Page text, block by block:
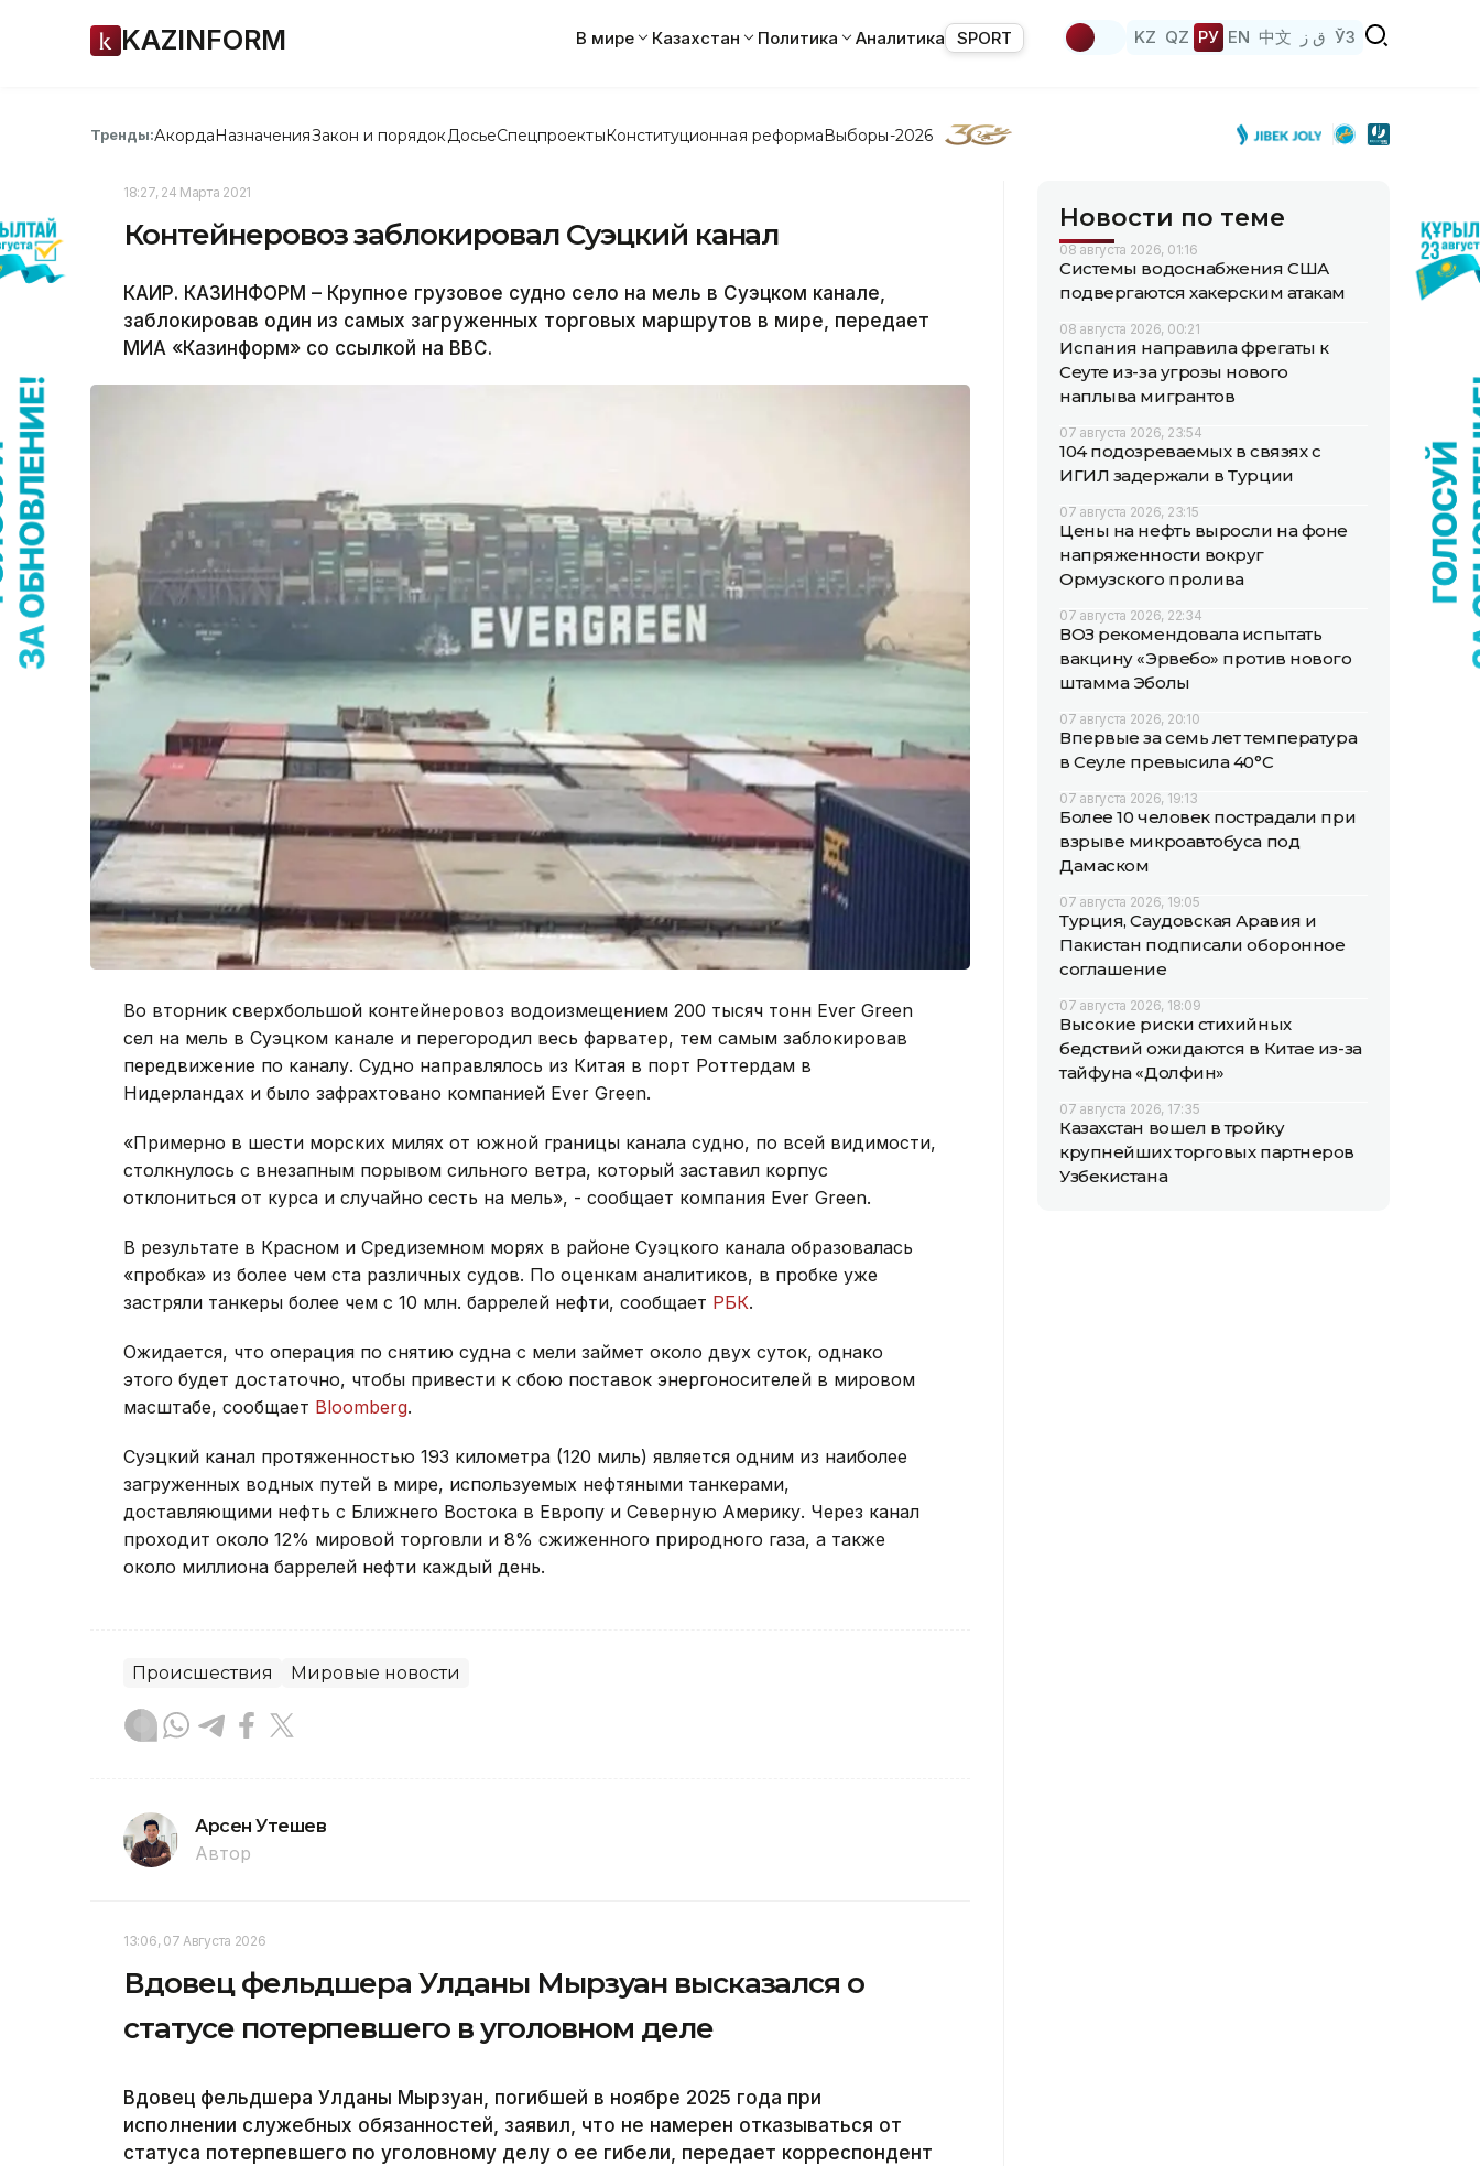
KAZINFORM В мире Казахстан Политика Аналитика SPORT KZ QZ РУ EN 中文 ق ز ЎЗ
Тренды:АкордаНазначенияЗакон и порядок ДосьеСпецпроектыКонституционная реформаВыборы-2026
18:27, 24 Марта 2021
Контейнеровоз заблокировал Суэцкий канал
КАИР. КАЗИНФОРМ – Крупное грузовое судно село на мель в Суэцком канале,
заблокировав один из самых загруженных торговых маршрутов в мире, передает
МИА «Казинформ» со ссылкой на BBC.
Во вторник сверхбольшой контейнеровоз водоизмещением 200 тысяч тонн Ever Green
сел на мель в Суэцком канале и перегородил весь фарватер, тем самым заблокировав
передвижение по каналу. Судно направлялось из Китая в порт Роттердам в
Нидерландах и было зафрахтовано компанией Ever Green.
«Примерно в шести морских милях от южной границы канала судно, по всей видимости,
столкнулось с внезапным порывом сильного ветра, который заставил корпус
отклониться от курса и случайно сесть на мель», - сообщает компания Ever Green.
В результате в Красном и Средиземном морях в районе Суэцкого канала образовалась
«пробка» из более чем ста различных судов. По оценкам аналитиков, в пробке уже
застряли танкеры более чем с 10 млн. баррелей нефти, сообщает РБК.
Ожидается, что операция по снятию судна с мели займет около двух суток, однако
этого будет достаточно, чтобы привести к сбою поставок энергоносителей в мировом
масштабе, сообщает Bloomberg.
Суэцкий канал протяженностью 193 километра (120 миль) является одним из наиболее
загруженных водных путей в мире, используемых нефтяными танкерами,
доставляющими нефть с Ближнего Востока в Европу и Северную Америку. Через канал
проходит около 12% мировой торговли и 8% сжиженного природного газа, а также
около миллиона баррелей нефти каждый день.
Происшествия Мировые новости
Арсен Утешев
Автор
13:06, 07 Августа 2026
Вдовец фельдшера Улданы Мырзуан высказался о
статусе потерпевшего в уголовном деле
Вдовец фельдшера Улданы Мырзуан, погибшей в ноябре 2025 года при
исполнении служебных обязанностей, заявил, что не намерен отказываться от
статуса потерпевшего по уголовному делу о ее гибели, передает корреспондент
Новости по теме
08 августа 2026, 01:16
Системы водоснабжения США
подвергаются хакерским атакам
08 августа 2026, 00:21
Испания направила фрегаты к
Сеуте из-за угрозы нового
наплыва мигрантов
07 августа 2026, 23:54
104 подозреваемых в связях с
ИГИЛ задержали в Турции
07 августа 2026, 23:15
Цены на нефть выросли на фоне
напряженности вокруг
Ормузского пролива
07 августа 2026, 22:34
ВОЗ рекомендовала испытать
вакцину «Эрвебо» против нового
штамма Эболы
07 августа 2026, 20:10
Впервые за семь лет температура
в Сеуле превысила 40°C
07 августа 2026, 19:13
Более 10 человек пострадали при
взрыве микроавтобуса под
Дамаском
07 августа 2026, 19:05
Турция, Саудовская Аравия и
Пакистан подписали оборонное
соглашение
07 августа 2026, 18:09
Высокие риски стихийных
бедствий ожидаются в Китае из-за
тайфуна «Долфин»
07 августа 2026, 17:35
Казахстан вошел в тройку
крупнейших торговых партнеров
Узбекистана